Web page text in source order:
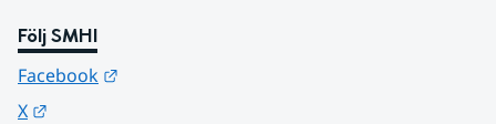
Följ SMHI
Facebook
X